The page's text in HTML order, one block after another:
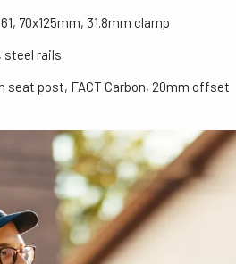
70x125mm, 31.8mm clamp
steel rails
seat post, FACT Carbon, 20mm offset